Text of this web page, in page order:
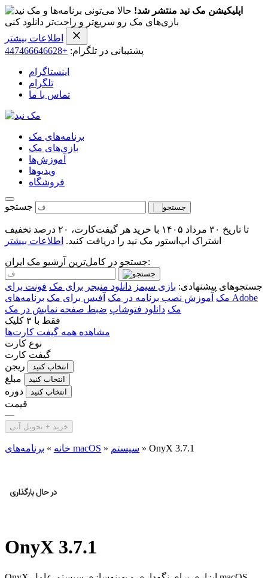
اپلیکیشن مک نید منتشر شد! حالا می‌تونی برنامه‌ها و
بازی‌های مک رو سریع‌تر و راحت‌تر دانلود کنی
اطلاعات بیشتر
پشتیبانی در تلگرام: +447466646628
اینستاگرام
تلگرام
تماس با ما
برنامه‌های مک
بازی‌های مک
آموزش‌ها
ویدیو‌ها
فروشگاه
جستجو
تا تاریخ ۳۰ مرداد ۱۴۰۵ با خرید هر گیفت‌کارت، ۲۰ درصد تخفیف
اشتراک اپ‌استور مک نید را دریافت کنید. اطلاعات بیشتر
جستجو در کامل‌ترین آرشیو مک ایران:
جستجوهای پیشنهادی: بازی سیمز دانلود منیجر برای مک فونت برای
مک آموزش نصب برنامه در مک آفیس برای مک برنامه‌های Adobe
مک دانلود فتوشاپ ضبط صفحه نمایش در مک
فقط با ۳ کلیک
مشاهده همه گیفت کارت‌ها
نوع کارت
گیفت کارت
ریجن
انتخاب کنید
مبلغ انتخاب کنید
دوره انتخاب کنید
قیمت
—
خرید + تحویل آنی
خانه » برنامه‌های macOS » سیستم » OnyX 3.7.1
OnyX 3.7.1